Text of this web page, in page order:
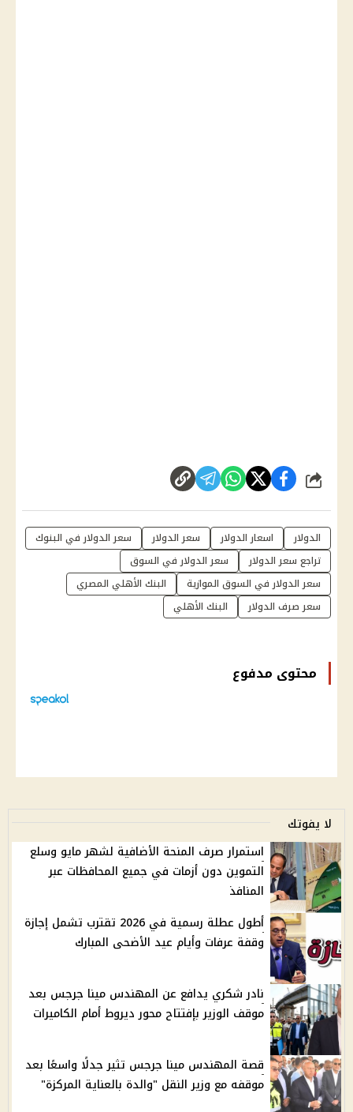
شارك
الدولار اسعار الدولار سعر الدولار
سعر الدولار في البنوك
تراجع سعر الدولار
سعر الدولار في السوق
سعر الدولار في السوق الموازية
البنك الأهلي المصري
سعر صرف الدولار
البنك الأهلي
محتوى مدفوع
لا يفوتك
استمرار صرف المنحة الأضافية لشهر مايو وسلع
التموين دون أزمات في جميع المحافظات عبر
المنافذ
أطول عطلة رسمية في 2026 تقترب تشمل إجازة
وقفة عرفات وأيام عيد الأضحى المبارك
نادر شكري يدافع عن المهندس مينا جرجس بعد
موقف الوزير بإفتتاح محور ديروط أمام الكاميرات
قصة المهندس مينا جرجس تثير جدلًا واسعًا بعد
موقفه مع وزير النقل "والدة بالعناية المركزة"